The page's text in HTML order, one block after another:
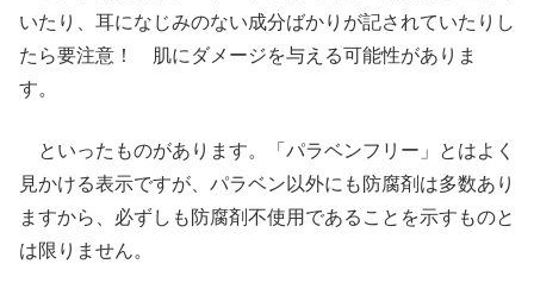
いたり、耳になじみのない成分ばかりが記されていたりし
たら要注意！ 肌にダメージを与える可能性がありま
す。
といったものがあります。「パラベンフリー」とはよく
見かける表示ですが、パラベン以外にも防腐剤は多数あり
ますから、必ずしも防腐剤不使用であることを示すものと
は限りません。